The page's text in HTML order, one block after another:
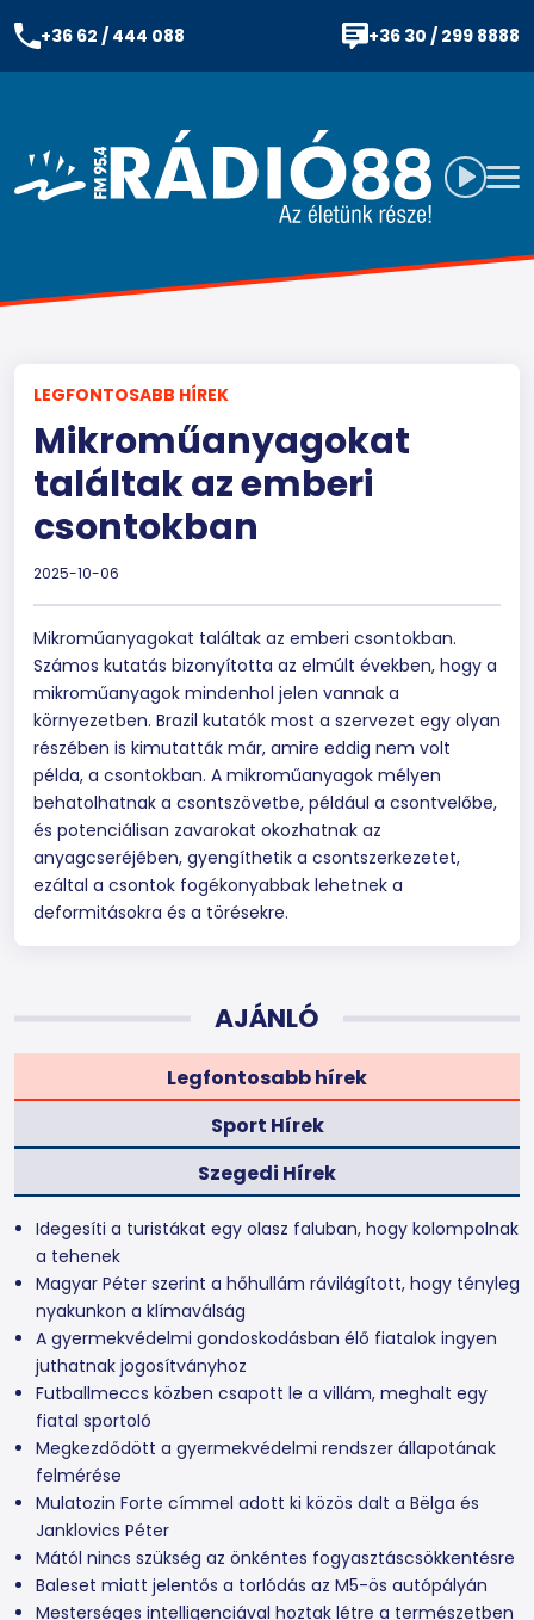
+36 62 / 444 088 +36 30 / 299 8888
LEGFONTOSABB HÍREK
Mikroműanyagokat
találtak az emberi
csontokban
2025-10-06
Mikroműanyagokat találtak az emberi csontokban.
Számos kutatás bizonyította az elmúlt években, hogy a
mikroműanyagok mindenhol jelen vannak a
környezetben. Brazil kutatók most a szervezet egy olyan
részében is kimutatták már, amire eddig nem volt
példa, a csontokban. A mikroműanyagok mélyen
behatolhatnak a csontszövetbe, például a csontvelőbe,
és potenciálisan zavarokat okozhatnak az
anyagcseréjében, gyengíthetik a csontszerkezetet,
ezáltal a csontok fogékonyabbak lehetnek a
deformitásokra és a törésekre.
AJÁNLÓ
Legfontosabb hírek
Sport Hírek
Szegedi Hírek
Idegesíti a turistákat egy olasz faluban, hogy kolompolnak
a tehenek
Magyar Péter szerint a hőhullám rávilágított, hogy tényleg
nyakunkon a klímaválság
A gyermekvédelmi gondoskodásban élő fiatalok ingyen
juthatnak jogosítványhoz
Futballmeccs közben csapott le a villám, meghalt egy
fiatal sportoló
Megkezdődött a gyermekvédelmi rendszer állapotának
felmérése
Mulatozin Forte címmel adott ki közös dalt a Bëlga és
Janklovics Péter
Mától nincs szükség az önkéntes fogyasztáscsökkentésre
Baleset miatt jelentős a torlódás az M5-ös autópályán
Mesterséges intelligenciával hoztak létre a természetben